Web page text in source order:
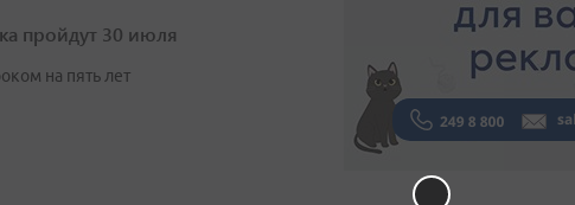
пройдут 30 июля
на пять лет